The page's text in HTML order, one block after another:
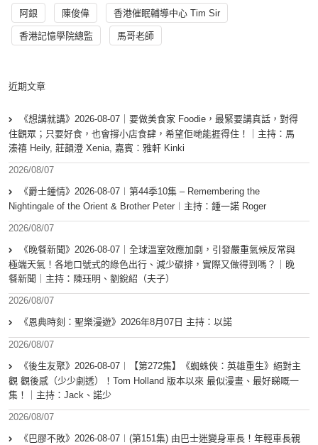
阿銀 陳俊偉 香港催眠輔導中心 Tim Sir
香港記憶學院總監 馬哥老師
近期文章
《想講就講》2026-08-07｜要做美食家 Foodie，最緊要講真話，對得
住觀眾；只要好食，也會撐小店食肆，希望佢哋能捱得住！｜主持：馬
溱禧 Heily, 莊韻澄 Xenia, 嘉賓：雅軒 Kinki
2026/08/07
《爵士鍾情》2026-08-07︱第44季10集 – Remembering the
Nightingale of the Orient & Brother Peter︱主持：鍾一諾 Roger
2026/08/07
《晚餐新聞》2026-08-07｜全球溫室效應加劇，引發嚴重氣候反常與
極端天氣！各地口號式的綠色出行、減少碳排，實際又做得到嗎？｜晚
餐新聞｜主持：陳珏明、劉銳紹（夫子）
2026/08/07
《恩典時刻：聖樂漫遊》2026年8月07日 主持：以諾
2026/08/07
《後生友聚》2026-08-07︱【第272集】《蜘蛛俠：英雄重生》絕對主
觀 觀後感（少少劇透）！Tom Holland 版本以來 最似漫畫、最好睇嘅一
集！｜主持：Jack、諾少
2026/08/07
《巴膠不敗》2026-08-07︱(第151集) 由巴士迷變身車長！年輕車長親